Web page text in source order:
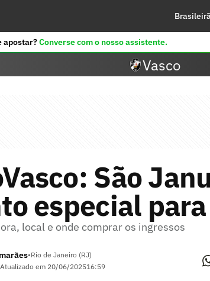
apostar?Converse com o nosso assistente.
Vasco
São
especial
local e onde comprar os ingressos
•Rio de Janeiro (RJ)
Atualizado em 20/06/202516:59